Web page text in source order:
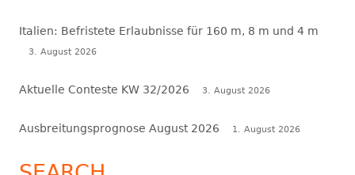
Italien: Befristete Erlaubnisse für 160 m, 8 m und 4 m
3. August 2026
Aktuelle Conteste KW 32/2026 3. August 2026
Ausbreitungsprognose August 2026 1. August 2026